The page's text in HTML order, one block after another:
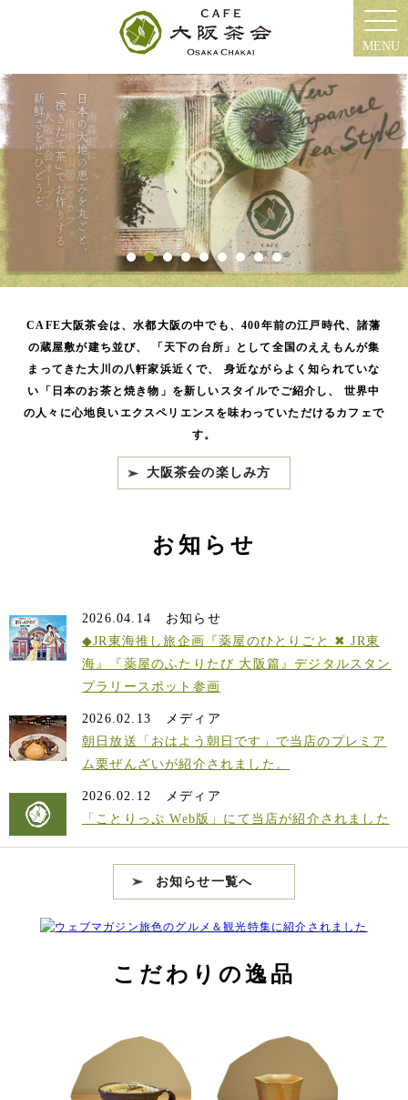
MENU
CAFE大阪茶会は、水都大阪の中でも、400年前の江戸時代、諸藩
の蔵屋敷が建ち並び、
「天下の台所」として全国のええもんが集
まってきた大川の八軒家浜近くで、
身近ながらよく知られていな
い「日本のお茶と焼き物」を新しいスタイルでご紹介し、
世界中
の人々に心地良いエクスペリエンスを味わっていただけるカフェで
す。
大阪茶会の楽しみ方
お知らせ
2026.04.14
お知らせ
◆JR東海推し旅企画『薬屋のひとりごと ✖ JR東
海』『薬屋のふたりたび 大阪篇』デジタルスタン
プラリースポット参画
2026.02.13
メディア
朝日放送「おはよう朝日です」で当店のプレミア
ム栗ぜんざいが紹介されました。
2026.02.12
メディア
「ことりっぷ Web版」にて当店が紹介されました
お知らせ一覧へ
こだわりの逸品